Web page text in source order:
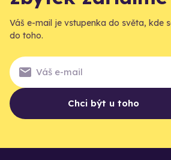
Váš e-mail je vstupenka do světa, kde
do toho.
Chci být u toho